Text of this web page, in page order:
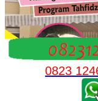
0823